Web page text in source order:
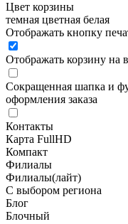
Цвет корзины
темная цветная белая
Отображать кнопку
Отображать корзину на
Сокращенная шапка и
оформления заказа
Контакты
Карта FullHD
Компакт
Филиалы
Филиалы(лайт)
С выбором региона
Блог
Блочный